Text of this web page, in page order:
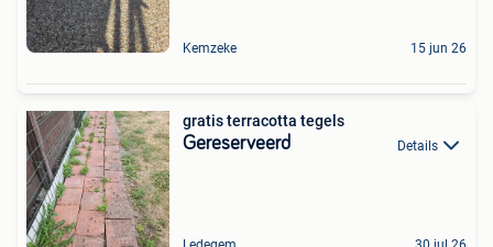
Kemzeke 15 jun 26
gratis terracotta tegels
Gereserveerd Details